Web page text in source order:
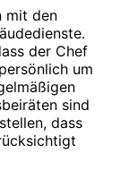
mit den
der Chef
um
sind
dass